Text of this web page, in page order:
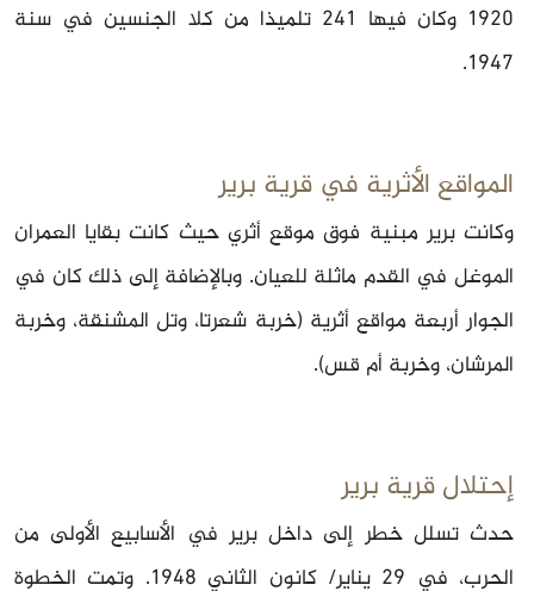
1920 وكان فيها 241 تلميذا من كلا الجنسين في سنة
1947.
المواقع الأثرية في قرية برير
وكانت برير مبنية فوق موقع أثري حيث كانت بقايا العمران
الموغل في القدم ماثلة للعيان. وبالإضافة إلى ذلك كان في
الجوار أربعة مواقع أثرية (خربة شعرتا، وتل المشنقة، وخربة
المرشان، وخربة أم قس).
إحتلال قرية برير
حدث تسلل خطر إلى داخل برير في الأسابيع الأولى من
الحرب، في 29 يناير/ كانون الثاني 1948. وتمت الخطوة